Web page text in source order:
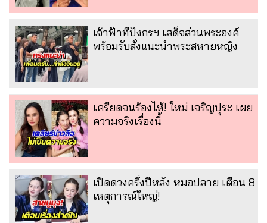
เจ้าฟ้าทีปังกรฯ เสด็จส่วนพระองค์
พร้อมรับสั่งแนะนำพระสหายหญิง
เครียดจนร้องไห้! ใหม่ เจริญปุระ เผย
ความจริงเรื่องนี้
เปิดดวงครึ่งปีหลัง หมอปลาย เตือน 8
เหตุการณ์ใหญ่!